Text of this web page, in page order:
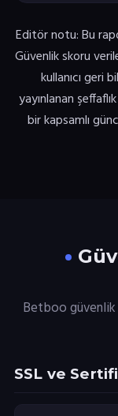
Editör notu: Bu
Güvenlik skoru
kullanıcı geri
yayınlanan
bir kapsamlı
Betboo güvenlik
SSL ve